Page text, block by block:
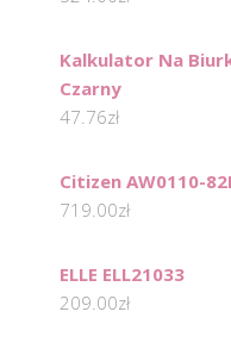
Kalkulator Na
Czarny
47.76zł
Citizen AW0110-
719.00zł
ELLE ELL21033
209.00zł